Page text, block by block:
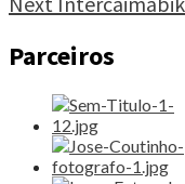
Reading
Parceiros